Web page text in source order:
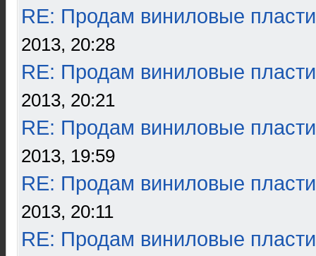
RE: Продам виниловые
2013, 20:28
RE: Продам виниловые
2013, 20:21
RE: Продам виниловые
2013, 19:59
RE: Продам виниловые
2013, 20:11
RE: Продам виниловые